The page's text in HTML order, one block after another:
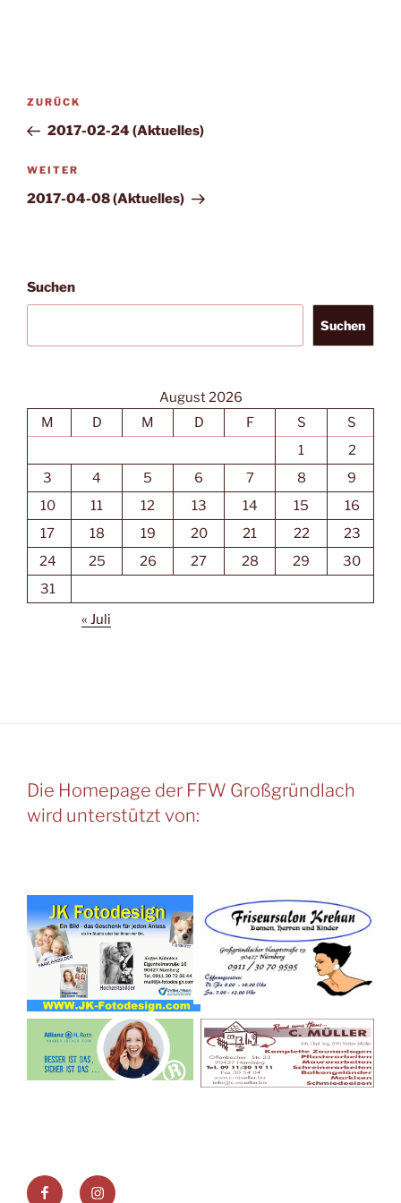
Beitragsnavigation
Vorheriger
Beitrag
ZURÜCK
2017-02-24 (Aktuelles)
Nächster
Beitrag
WEITER
2017-04-08 (Aktuelles)
Suchen
Suchen
August 2026
M
D M D F S
S
1
2
3
4 5 6 7 8
9
10
11 12 13 14 15
16
17
18 19 20 21 22
23
24
25 26 27 28 29
30
31
« Juli
Die Homepage der FFW Großgründlach
wird unterstützt von:
FacebookInstagram